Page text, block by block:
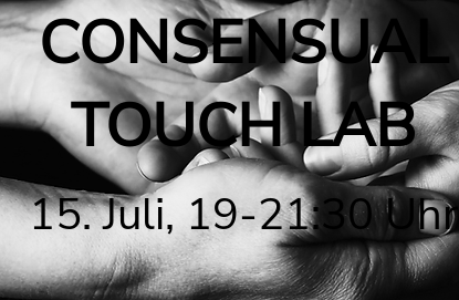
CONSENSUAL
TOUCH LAB
15. Juli, 19-21:30 Uhr